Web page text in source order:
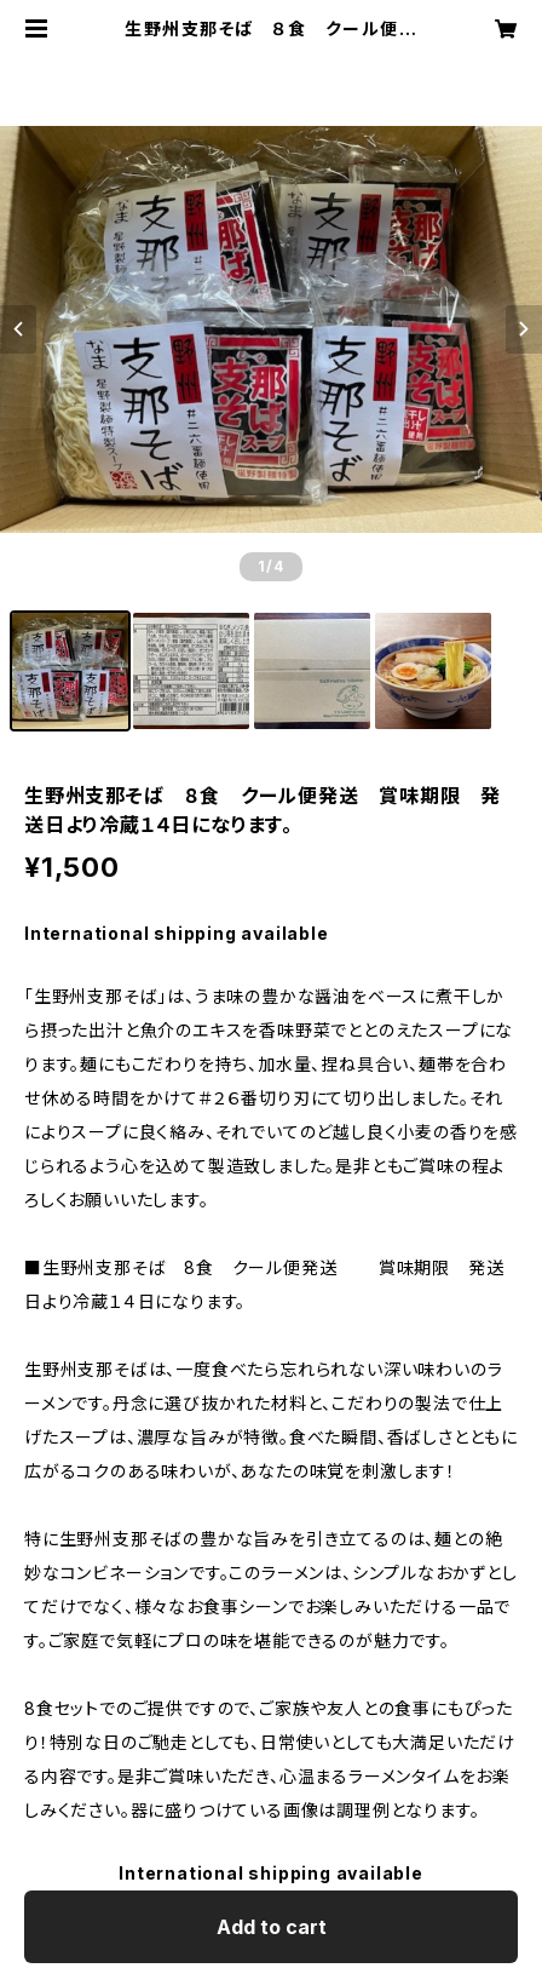
生野州支那そば ８食 クール便発
1 /4
生野州支那そば ８食 クール便発送 賞味期限 発
送日より冷蔵１４日になります。
¥1,500
International shipping available
「生野州支那そば」は、うま味の豊かな醤油をベースに煮干しか
ら摂った出汁と魚介のエキスを香味野菜でととのえたスープにな
ります。麺にもこだわりを持ち、加水量、捏ね具合い、麺帯を合わ
せ休める時間をかけて＃２６番切り刃にて切り出しました。それ
によりスープに良く絡み、それでいてのど越し良く小麦の香りを感
じられるよう心を込めて製造致しました。是非ともご賞味の程よ
ろしくお願いいたします。
■生野州支那そば 8食 クール便発送 賞味期限 発送
日より冷蔵１４日になります。
生野州支那そばは、一度食べたら忘れられない深い味わいのラ
ーメンです。丹念に選び抜かれた材料と、こだわりの製法で仕上
げたスープは、濃厚な旨みが特徴。食べた瞬間、香ばしさとともに
広がるコクのある味わいが、あなたの味覚を刺激します！
特に生野州支那そばの豊かな旨みを引き立てるのは、麺との絶
妙なコンビネーションです。このラーメンは、シンプルなおかずとし
てだけでなく、様々なお食事シーンでお楽しみいただける一品で
す。ご家庭で気軽にプロの味を堪能できるのが魅力です。
8食セットでのご提供ですので、ご家族や友人との食事にもぴった
り！特別な日のご馳走としても、日常使いとしても大満足いただけ
る内容です。是非ご賞味いただき、心温まるラーメンタイムをお楽
しみください。器に盛りつけている画像は調理例となります。
International shipping available
Add to cart